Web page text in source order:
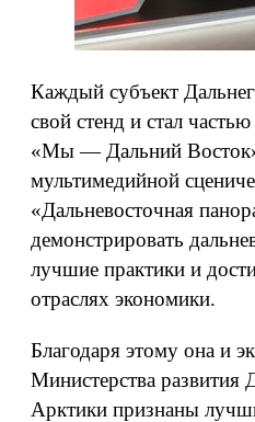
Каждый субъект
свой стенд и стал
«Мы — Дальний
мультимедийной
«Дальневосточная
демонстрировать
лучшие практики и
отраслях экономики.
Благодаря этому она и
Министерства развития
Арктики признаны